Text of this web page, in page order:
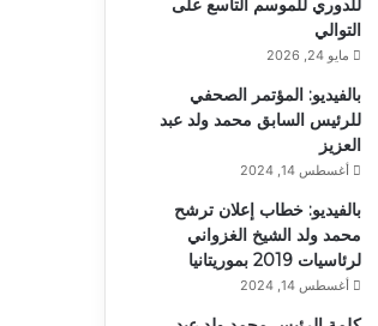
للدوري للموسم التاسع على
التوالي
مايو 24, 2026
بالفيديو: المؤتمر الصحفي
للرئيس السابق محمد ولد عبد
العزيز
أغسطس 14, 2024
بالفيديو: خطاب إعلان ترشح
محمد ولد الشيخ الغزواني
لرئاسيات 2019 بموريتانيا
أغسطس 14, 2024